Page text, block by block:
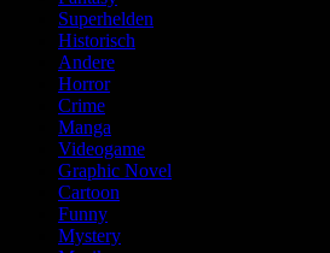
Superhelden
Historisch
Andere
Horror
Crime
Manga
Videogame
Graphic Novel
Cartoon
Funny
Mystery